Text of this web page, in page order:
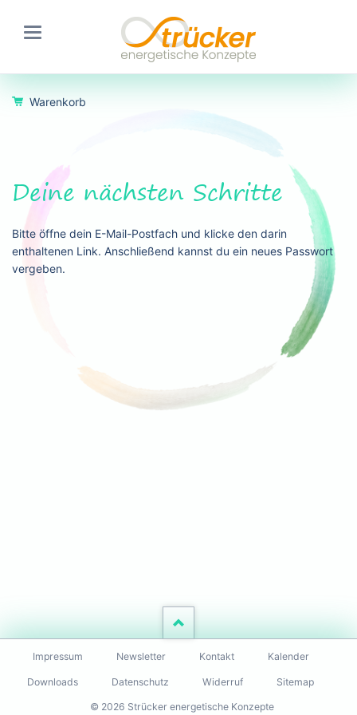
Warenkorb
Deine nächsten Schritte
Bitte öffne dein E-Mail-Postfach und klicke den darin
enthaltenen Link. Anschließend kannst du ein neues Passwort
vergeben.
Navigation
überspringen
Impressum Newsletter Kontakt Kalender
Downloads Datenschutz Widerruf Sitemap
© 2026 Strücker energetische Konzepte